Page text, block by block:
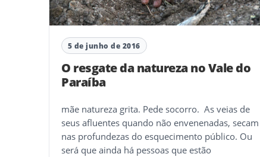
5 de junho de 2016
O resgate da natureza no Vale do
Paraíba
mãe natureza grita. Pede socorro. As veias de
seus afluentes quando não envenenadas, secam
nas profundezas do esquecimento público. Ou
será que ainda há pessoas que estão